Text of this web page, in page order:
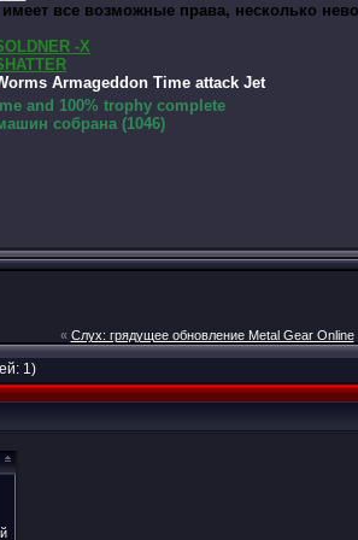
все возможные права, несколько
-X
Armageddon Time attack Jet
and 100% trophy complete
собрана (1046)
« Слух: грядущее обновление Metal Gear Online
1)